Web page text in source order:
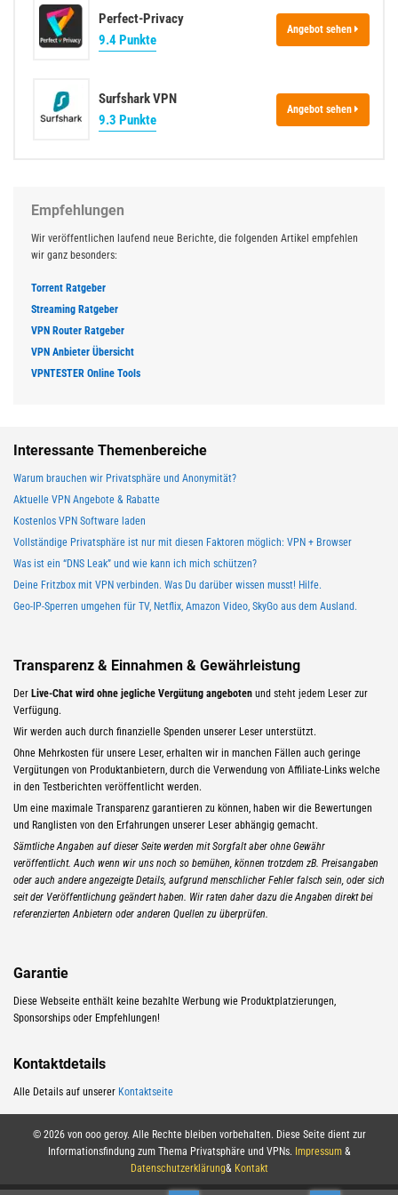
Perfect-Privacy
9.4 Punkte
Angebot sehen
Surfshark VPN
9.3 Punkte
Angebot sehen
Empfehlungen
Wir veröffentlichen laufend neue Berichte, die folgenden Artikel empfehlen
wir ganz besonders:
Torrent Ratgeber
Streaming Ratgeber
VPN Router Ratgeber
VPN Anbieter Übersicht
VPNTESTER Online Tools
Interessante Themenbereiche
Warum brauchen wir Privatsphäre und Anonymität?
Aktuelle VPN Angebote & Rabatte
Kostenlos VPN Software laden
Vollständige Privatsphäre ist nur mit diesen Faktoren möglich: VPN + Browser
Was ist ein “DNS Leak” und wie kann ich mich schützen?
Deine Fritzbox mit VPN verbinden. Was Du darüber wissen musst! Hilfe.
Geo-IP-Sperren umgehen für TV, Netflix, Amazon Video, SkyGo aus dem Ausland.
Transparenz & Einnahmen & Gewährleistung
Der Live-Chat wird ohne jegliche Vergütung angeboten und steht jedem Leser zur
Verfügung.
Wir werden auch durch finanzielle Spenden unserer Leser unterstützt.
Ohne Mehrkosten für unsere Leser, erhalten wir in manchen Fällen auch geringe
Vergütungen von Produktanbietern, durch die Verwendung von Affiliate-Links welche
in den Testberichten veröffentlicht werden.
Um eine maximale Transparenz garantieren zu können, haben wir die Bewertungen
und Ranglisten von den Erfahrungen unserer Leser abhängig gemacht.
Sämtliche Angaben auf dieser Seite werden mit Sorgfalt aber ohne Gewähr
veröffentlicht. Auch wenn wir uns noch so bemühen, können trotzdem zB. Preisangaben
oder auch andere angezeigte Details, aufgrund menschlicher Fehler falsch sein, oder sich
seit der Veröffentlichung geändert haben. Wir raten daher dazu die Angaben direkt bei
referenzierten Anbietern oder anderen Quellen zu überprüfen.
Garantie
Diese Webseite enthält keine bezahlte Werbung wie Produktplatzierungen,
Sponsorships oder Empfehlungen!
Kontaktdetails
Alle Details auf unserer Kontaktseite
© 2026 von ooo geroy. Alle Rechte bleiben vorbehalten. Diese Seite dient zur
Informationsfindung zum Thema Privatsphäre und VPNs. Impressum&
Datenschutzerklärung& Kontakt